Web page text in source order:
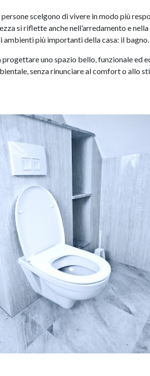
scelgono di vivere in modo più
si riflette anche nell’arredamento e
ambienti più importanti della casa: il bagno.
uno spazio bello, funzionale ed
senza rinunciare al comfort o allo